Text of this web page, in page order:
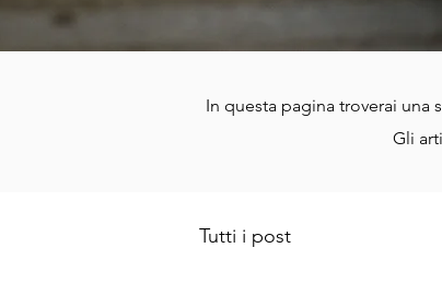
In questa pagina troverai
Gli
Tutti i post